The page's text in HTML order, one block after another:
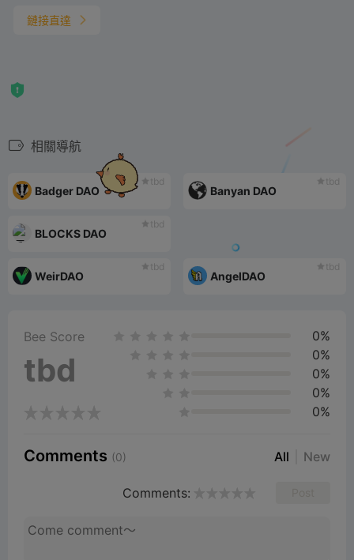
鏈接直達
相關導航
tbd
Badger DAO
tbd
Banyan DAO
tbd
BLOCKS DAO
tbd
WeirDAO
tbd
AngelDAO
Bee Score
tbd
0%
0%
0%
0%
0%
Comments (0) All New
Comments: